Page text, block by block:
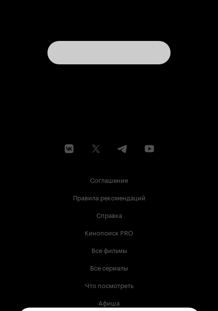
Соглашение
Правила рекомендаций
Справка
Кинопоиск PRO
Все фильмы
Все сериалы
Что посмотреть
Афиша